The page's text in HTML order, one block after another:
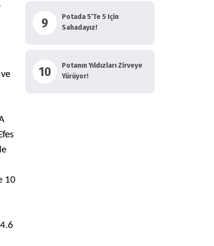
10
9
Potada 5’te 5 Için
Sahadayız!
10
Potanın Yıldızları Zirveye
Yürüyor!